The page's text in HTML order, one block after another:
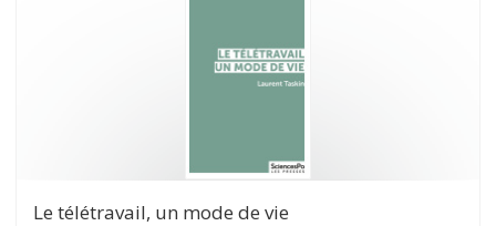
Le télétravail, un mode de vie